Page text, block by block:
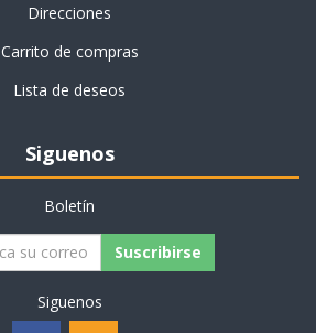
Direcciones
Carrito de compras
Lista de deseos
Siguenos
Boletín
Suscribirse
Siguenos